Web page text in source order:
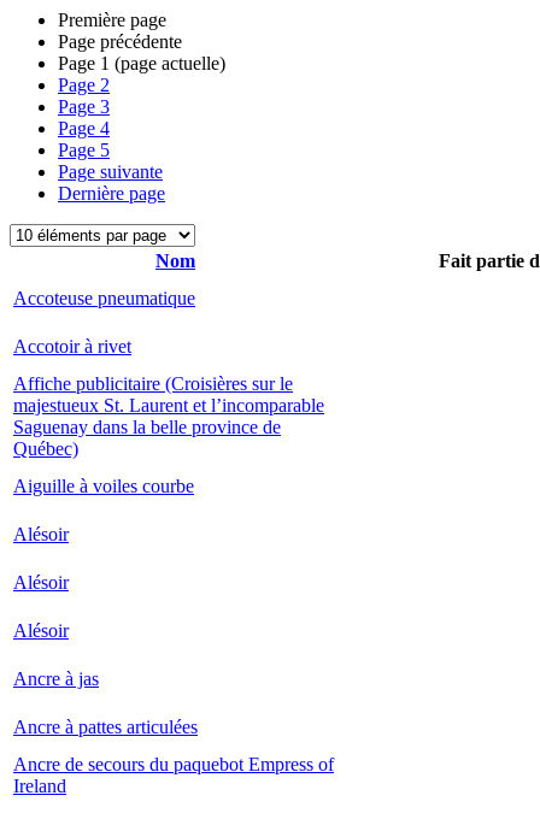
Première page
Page précédente
Page 1 (page actuelle)
Page 2
Page 3
Page 4
Page 5
Page suivante
Dernière page
Nom
Fait partie
Accoteuse pneumatique
Accotoir à rivet
Affiche publicitaire (Croisières sur le
majestueux St. Laurent et l’incomparable
Saguenay dans la belle province de
Québec)
Aiguille à voiles courbe
Alésoir
Alésoir
Alésoir
Ancre à jas
Ancre à pattes articulées
Ancre de secours du paquebot Empress of
Ireland